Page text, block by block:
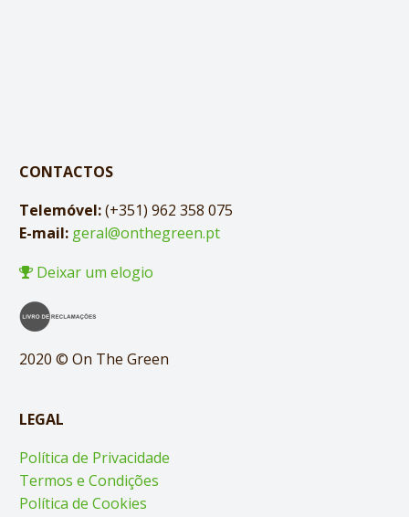
CONTACTOS
Telemóvel:(+351) 962 358 075
E-mail: geral@onthegreen.pt
Deixar um elogio
2020 © On The Green
LEGAL
Política de Privacidade
Termos e Condições
Política de Cookies